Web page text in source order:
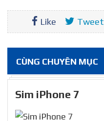
Like Tweet
CÙNG CHUYÊN MỤC
Sim iPhone 7